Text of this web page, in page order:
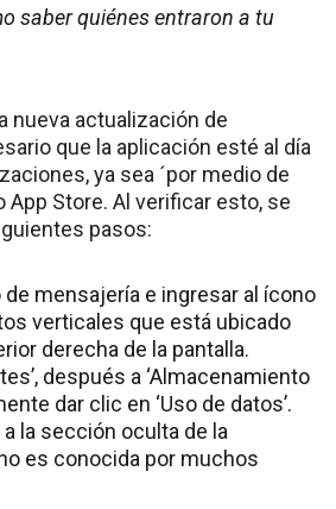
saber quiénes entraron a tu
nueva actualización de
que la aplicación esté al día
ya sea ´por medio de
App Store. Al verificar esto, se
pasos:
mensajería e ingresar al ícono
verticales que está ubicado
derecha de la pantalla.
después a ‘Almacenamiento
dar clic en ‘Uso de datos’.
la sección oculta de la
es conocida por muchos